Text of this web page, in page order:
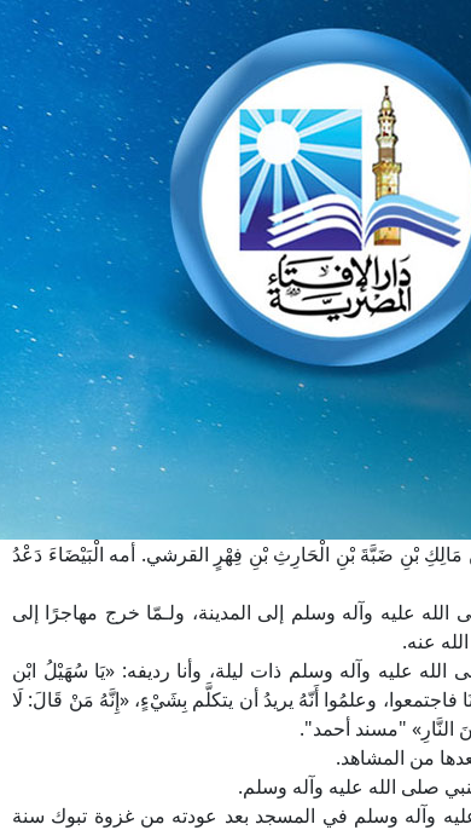
بْنِ ضَبَّةَ بْنِ الْحَارِثِ بْنِ فِهْرٍ القرشي. أمه الْبَيْضَاءَ دَعْدُ
عليه وآله وسلم إلى المدينة، ولـمّا خرج مهاجرًا إلى
عنه.
عليه وآله وسلم ذات ليلة، وأنا رديفه: «يَا سُهَيْلُ ابْن
وعلمُوا أَنّهُ يريدُ أن يتكلَّم بِشَيْءٍ، «إِنَّهُ مَنْ قَالَ: لَا
النَّارِ» "مسند أحمد".
من المشاهد.
صلى الله عليه وآله وسلم.
وآله وسلم في المسجد بعد عودته من غزوة تبوك سنة